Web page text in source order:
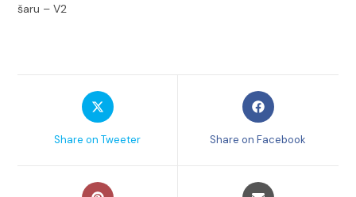
šaru – V2
Opens
in
new
Share on Tweeter
Opens
in
new
Share on Facebook
Opens
Opens